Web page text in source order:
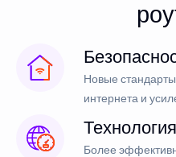
Новые
интернета и
Более